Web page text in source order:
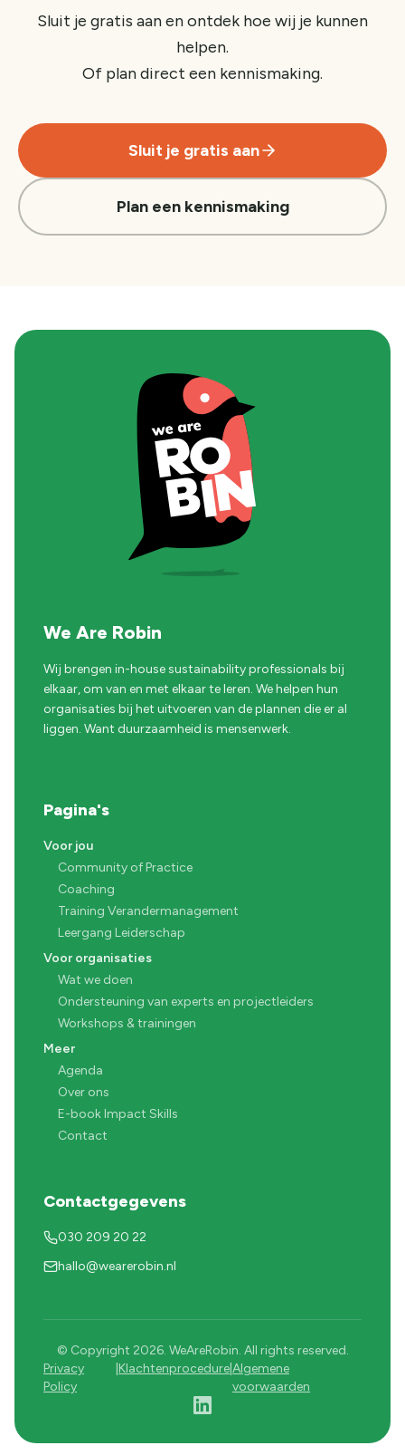
Sluit je gratis aan en ontdek hoe wij je kunnen
helpen.
Of plan direct een kennismaking.
Sluit je gratis aan
Plan een kennismaking
We Are Robin
Wij brengen in-house sustainability professionals bij
elkaar, om van en met elkaar te leren. We helpen hun
organisaties bij het uitvoeren van de plannen die er al
liggen. Want duurzaamheid is mensenwerk.
Pagina's
Voor jou
Community of Practice
Coaching
Training Verandermanagement
Leergang Leiderschap
Voor organisaties
Wat we doen
Ondersteuning van experts en projectleiders
Workshops & trainingen
Meer
Agenda
Over ons
E-book Impact Skills
Contact
Contactgegevens
030 209 20 22
hallo@wearerobin.nl
© Copyright 2026. WeAreRobin. All rights reserved.
Privacy
Policy
Klachtenprocedure|Algemene
voorwaarden